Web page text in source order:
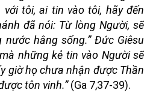
với tôi, ai tin vào tôi, hãy đến
đã nói: Từ lòng Người, sẽ
hằng sống.” Đức Giêsu
những kẻ tin vào Người sẽ
giờ họ chưa nhận được Thần
tôn vinh.”(Ga 7,37-39).